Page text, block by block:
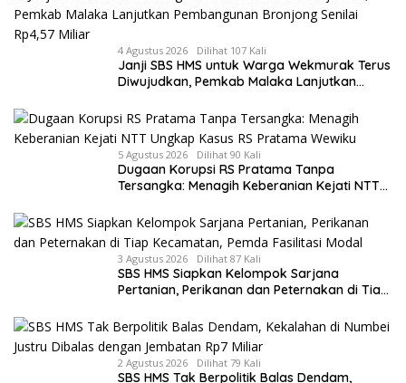
4 Agustus 2026 Dilihat 107 Kali
Janji SBS HMS untuk Warga Wekmurak Terus
Diwujudkan, Pemkab Malaka Lanjutkan
5 Agustus 2026 Dilihat 90 Kali
Dugaan Korupsi RS Pratama Tanpa
Tersangka: Menagih Keberanian Kejati NTT
3 Agustus 2026 Dilihat 87 Kali
SBS HMS Siapkan Kelompok Sarjana
Pertanian, Perikanan dan Peternakan di Tiap
2 Agustus 2026 Dilihat 79 Kali
SBS HMS Tak Berpolitik Balas Dendam,